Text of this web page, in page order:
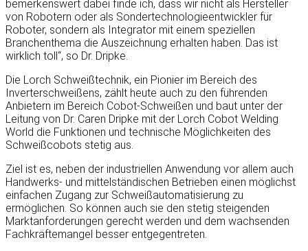
bemerkenswert dabei finde ich, dass wir nicht als Hersteller
von Robotern oder als Sondertechnologieentwickler für
Roboter, sondern als Integrator mit einem speziellen
Branchenthema die Auszeichnung erhalten haben. Das ist
wirklich toll“, so Dr. Dripke.
Die Lorch Schweißtechnik, ein Pionier im Bereich des
Inverterschweißens, zählt heute auch zu den führenden
Anbietern im Bereich Cobot-Schweißen und baut unter der
Leitung von Dr. Caren Dripke mit der Lorch Cobot Welding
World die Funktionen und technische Möglichkeiten des
Schweißcobots stetig aus.
Ziel ist es, neben der industriellen Anwendung vor allem auch
Handwerks- und mittelständischen Betrieben einen möglichst
einfachen Zugang zur Schweißautomatisierung zu
ermöglichen. So können auch sie den stetig steigenden
Marktanforderungen gerecht werden und dem wachsenden
Fachkräftemangel besser entgegentreten.